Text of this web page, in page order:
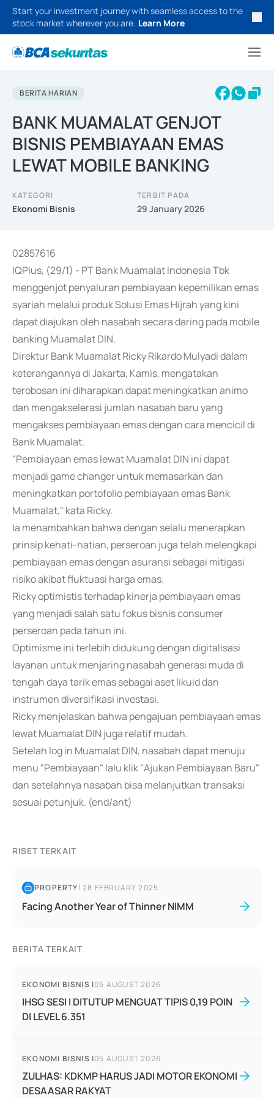
Start your investment journey with seamless access to the
stock market wherever you are. Learn More
BERITA HARIAN
BANK MUAMALAT GENJOT
BISNIS PEMBIAYAAN EMAS
LEWAT MOBILE BANKING
KATEGORI
Ekonomi Bisnis
TERBIT PADA
29 January 2026
02857616
IQPlus, (29/1) - PT Bank Muamalat Indonesia Tbk
menggenjot penyaluran pembiayaan kepemilikan emas
syariah melalui produk Solusi Emas Hijrah yang kini
dapat diajukan oleh nasabah secara daring pada mobile
banking Muamalat DIN.
Direktur Bank Muamalat Ricky Rikardo Mulyadi dalam
keterangannya di Jakarta, Kamis, mengatakan
terobosan ini diharapkan dapat meningkatkan animo
dan mengakselerasi jumlah nasabah baru yang
mengakses pembiayaan emas dengan cara mencicil di
Bank Muamalat.
"Pembiayaan emas lewat Muamalat DIN ini dapat
menjadi game changer untuk memasarkan dan
meningkatkan portofolio pembiayaan emas Bank
Muamalat," kata Ricky.
Ia menambahkan bahwa dengan selalu menerapkan
prinsip kehati-hatian, perseroan juga telah melengkapi
pembiayaan emas dengan asuransi sebagai mitigasi
risiko akibat fluktuasi harga emas.
Ricky optimistis terhadap kinerja pembiayaan emas
yang menjadi salah satu fokus bisnis consumer
perseroan pada tahun ini.
Optimisme ini terlebih didukung dengan digitalisasi
layanan untuk menjaring nasabah generasi muda di
tengah daya tarik emas sebagai aset likuid dan
instrumen diversifikasi investasi.
Ricky menjelaskan bahwa pengajuan pembiayaan emas
lewat Muamalat DIN juga relatif mudah.
Setelah log in Muamalat DIN, nasabah dapat menuju
menu "Pembiayaan" lalu klik "Ajukan Pembiayaan Baru"
dan setelahnya nasabah bisa melanjutkan transaksi
sesuai petunjuk. (end/ant)
RISET TERKAIT
PROPERTY|28 FEBRUARY 2025
Facing Another Year of Thinner NIMM
BERITA TERKAIT
EKONOMI BISNIS |05 AUGUST 2026
IHSG SESI I DITUTUP MENGUAT TIPIS 0,19 POIN
DI LEVEL 6.351
EKONOMI BISNIS |05 AUGUST 2026
ZULHAS: KDKMP HARUS JADI MOTOR EKONOMI
DESAASAR RAKYAT